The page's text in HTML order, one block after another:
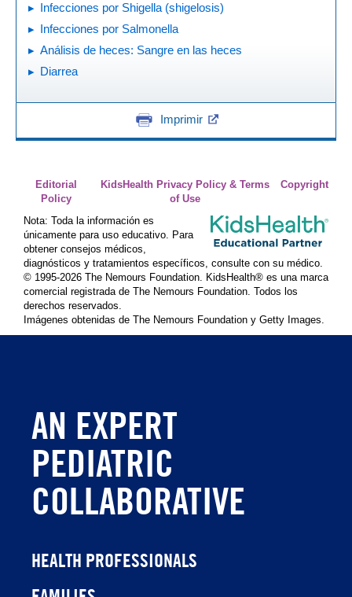
Infecciones por Shigella (shigelosis)
Infecciones por Salmonella
Análisis de heces: Sangre en las heces
Diarrea
Imprimir
Editorial
Policy
KidsHealth Privacy Policy & Terms
of Use
Copyright
Nota: Toda la información es
únicamente para uso educativo. Para
obtener consejos médicos,
diagnósticos y tratamientos específicos, consulte con su médico.
© 1995-2026 The Nemours Foundation. KidsHealth® es una marca
comercial registrada de The Nemours Foundation. Todos los
derechos reservados.
Imágenes obtenidas de The Nemours Foundation y Getty Images.
AN EXPERT
PEDIATRIC
COLLABORATIVE
HEALTH PROFESSIONALS